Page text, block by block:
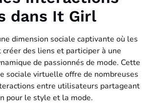
dans It Girl
dimension sociale captivante où les
des liens et participer à une
de passionnés de mode. Cette
sociale virtuelle offre de nombreuses
entre utilisateurs partageant
pour le style et la mode.